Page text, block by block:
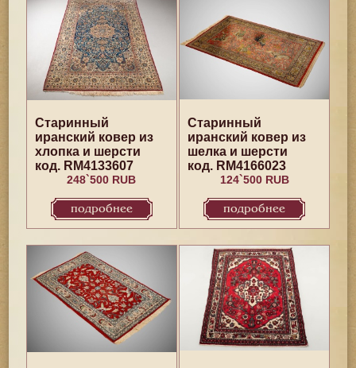
Старинный
иранский ковер из
хлопка и шерсти
код. RM4133607
248`500 RUB
подробнее
Старинный
иранский ковер из
шелка и шерсти
код. RM4166023
124`500 RUB
подробнее